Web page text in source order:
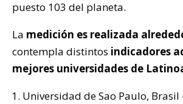
puesto 103 del planeta.
La medición es realizada
contempla distintos indicadores
mejores universidades de
Universidad de Sao Paulo,